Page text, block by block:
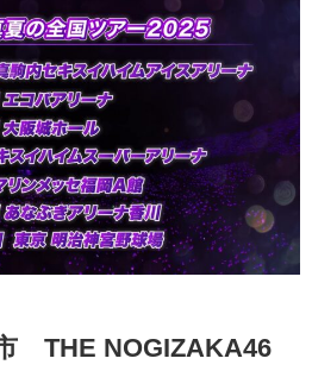
市THE NOGIZAKA46